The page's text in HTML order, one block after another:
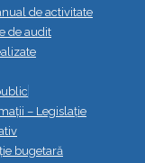
de activitate
de audit
– Legislație
bugetară